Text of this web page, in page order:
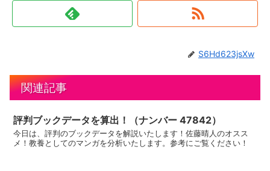
S6Hd623jsXw
関連記事
評判ブックデータを算出！（ナンバー 47842）
今日は、評判のブックデータを解説いたします！佐藤晴人のオスス
メ！教養としてのマンガを分析いたします。参考にご覧ください！